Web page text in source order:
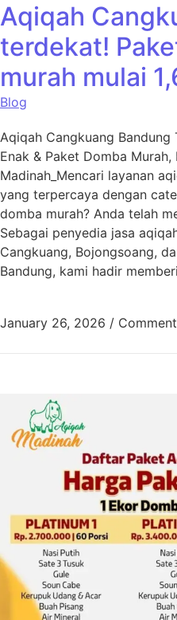
Aqiqah
terdekat!
murah mulai
Blog
Aqiqah Cangkuang
Enak & Paket Domba
Madinah_Mencari layanan
yang terpercaya dengan
domba murah? Anda telah
Sebagai penyedia jasa
Cangkuang, Bojongsoang,
Bandung, kami hadir
January 26, 2026 /